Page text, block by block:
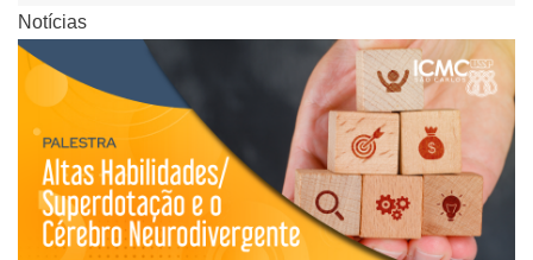
Notícias